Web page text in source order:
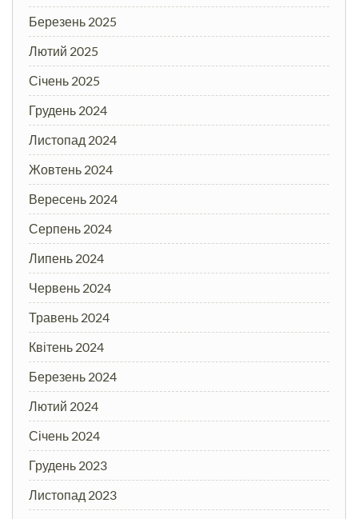
Березень 2025
Лютий 2025
Січень 2025
Грудень 2024
Листопад 2024
Жовтень 2024
Вересень 2024
Серпень 2024
Липень 2024
Червень 2024
Травень 2024
Квітень 2024
Березень 2024
Лютий 2024
Січень 2024
Грудень 2023
Листопад 2023